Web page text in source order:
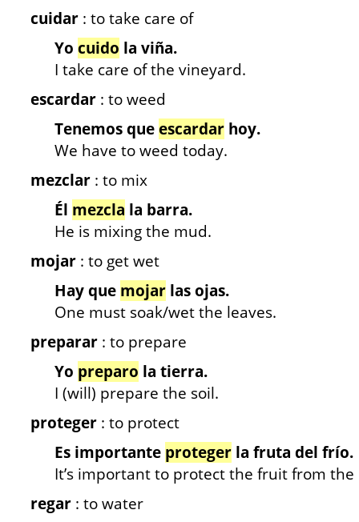
cuidar : to take care of
Yo cuido la viña.
I take care of the vineyard.
escardar : to weed
Tenemos queescardar hoy.
We have to weed today.
mezclar : to mix
Él mezcla la barra.
He is mixing the mud.
mojar : to get wet
Hay que mojar las ojas.
One must soak/wet the leaves.
preparar : to prepare
Yo preparo la tierra.
I (will) prepare the soil.
proteger : to protect
Es importante proteger la fruta del frío.
It’s important to protect the fruit from the
regar : to water